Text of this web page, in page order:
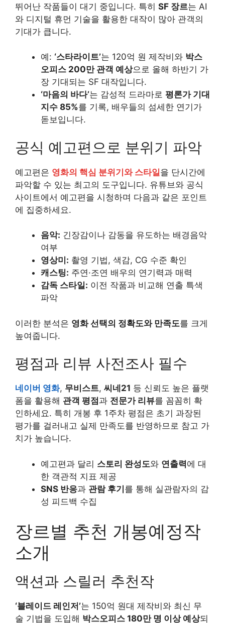
뛰어난 작품들이 대기 중입니다. 특히 SF 장르는 AI
와 디지털 휴먼 기술을 활용한 대작이 많아 관객의
기대가 큽니다.
예: ‘스타라이트’는 120억 원 제작비와 박스
오피스 200만 관객 예상으로 올해 하반기 가
장 기대되는 SF 대작입니다.
‘마음의 바다’는 감성적 드라마로 평론가 기대
지수 85%를 기록, 배우들의 섬세한 연기가
돋보입니다.
공식 예고편으로 분위기 파악
예고편은 영화의 핵심 분위기와 스타일을 단시간에
파악할 수 있는 최고의 도구입니다. 유튜브와 공식
사이트에서 예고편을 시청하며 다음과 같은 포인트
에 집중하세요.
음악: 긴장감이나 감동을 유도하는 배경음악
여부
영상미: 촬영 기법, 색감, CG 수준 확인
캐스팅: 주연·조연 배우의 연기력과 매력
감독 스타일: 이전 작품과 비교해 연출 특색
파악
이러한 분석은 영화 선택의 정확도와 만족도를 크게
높여줍니다.
평점과 리뷰 사전조사 필수
네이버 영화, 무비스트, 씨네21 등 신뢰도 높은 플랫
폼을 활용해 관객 평점 과 전문가 리뷰를 꼼꼼히 확
인하세요. 특히 개봉 후 1주차 평점은 초기 과장된
평가를 걸러내고 실제 만족도를 반영하므로 참고 가
치가 높습니다.
예고편과 달리 스토리 완성도와 연출력에 대
한 객관적 지표 제공
SNS 반응과 관람 후기를 통해 실관람자의 감
성 피드백 수집
장르별 추천 개봉예정작
소개
액션과 스릴러 추천작
‘블레이드 레인저’는 150억 원대 제작비와 최신 무
술 기법을 도입해 박스오피스 180만 명 이상 예상되